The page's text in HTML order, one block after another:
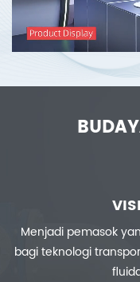
Menjadi pemasok
bagiteknologi